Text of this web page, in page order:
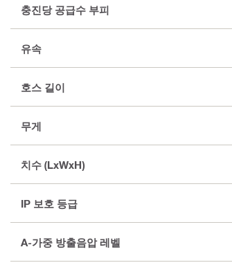
충진당 공급수 부피
유속
호스 길이
무게
치수 (LxWxH)
IP 보호 등급
A-가중 방출음압 레벨